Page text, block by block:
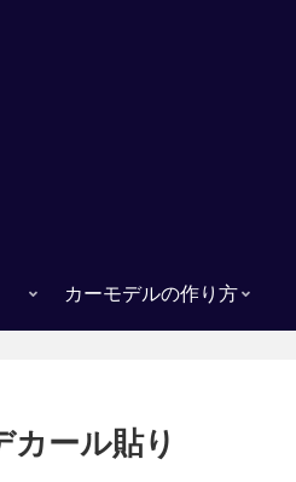
カーモデルの作り方
カール貼り